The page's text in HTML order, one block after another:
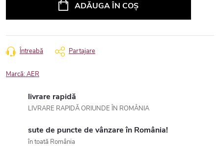
ADĂUGA ÎN COŞ
Întreabă Partajare
Marcă:AER
livrare rapidă
LIVRARE RAPIDĂ ORIUNDE ÎN ROMÂNIA
sute de puncte de vânzare în România!
în toată România